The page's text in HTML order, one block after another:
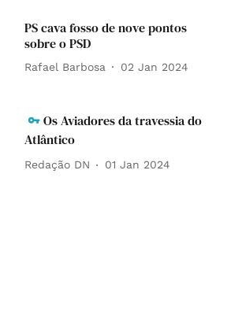
PS cava fosso de nove pontos
sobre o PSD
Rafael Barbosa 02 Jan 2024
Os Aviadores da travessia do
Atlântico
Redação DN 01 Jan 2024